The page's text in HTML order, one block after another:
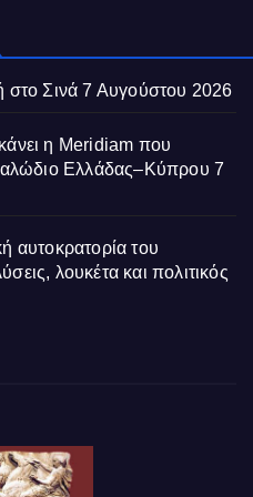
στο Σινά 7 Αυγούστου 2026
η Meridiam που
Ελλάδας–Κύπρου 7
αυτοκρατορία του
λουκέτα και πολιτικός